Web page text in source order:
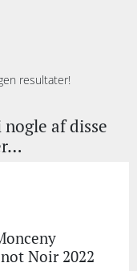
resultater!
af disse
Noir 2022